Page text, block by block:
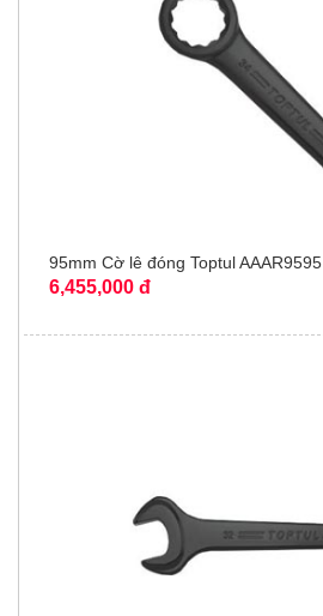
95mm Cờ lê đóng Toptul AAAR9595
6,455,000 đ